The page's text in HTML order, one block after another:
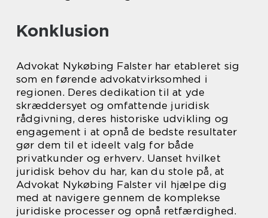
Konklusion
Advokat Nykøbing Falster har etableret sig
som en førende advokatvirksomhed i
regionen. Deres dedikation til at yde
skræddersyet og omfattende juridisk
rådgivning, deres historiske udvikling og
engagement i at opnå de bedste resultater
gør dem til et ideelt valg for både
privatkunder og erhverv. Uanset hvilket
juridisk behov du har, kan du stole på, at
Advokat Nykøbing Falster vil hjælpe dig
med at navigere gennem de komplekse
juridiske processer og opnå retfærdighed.